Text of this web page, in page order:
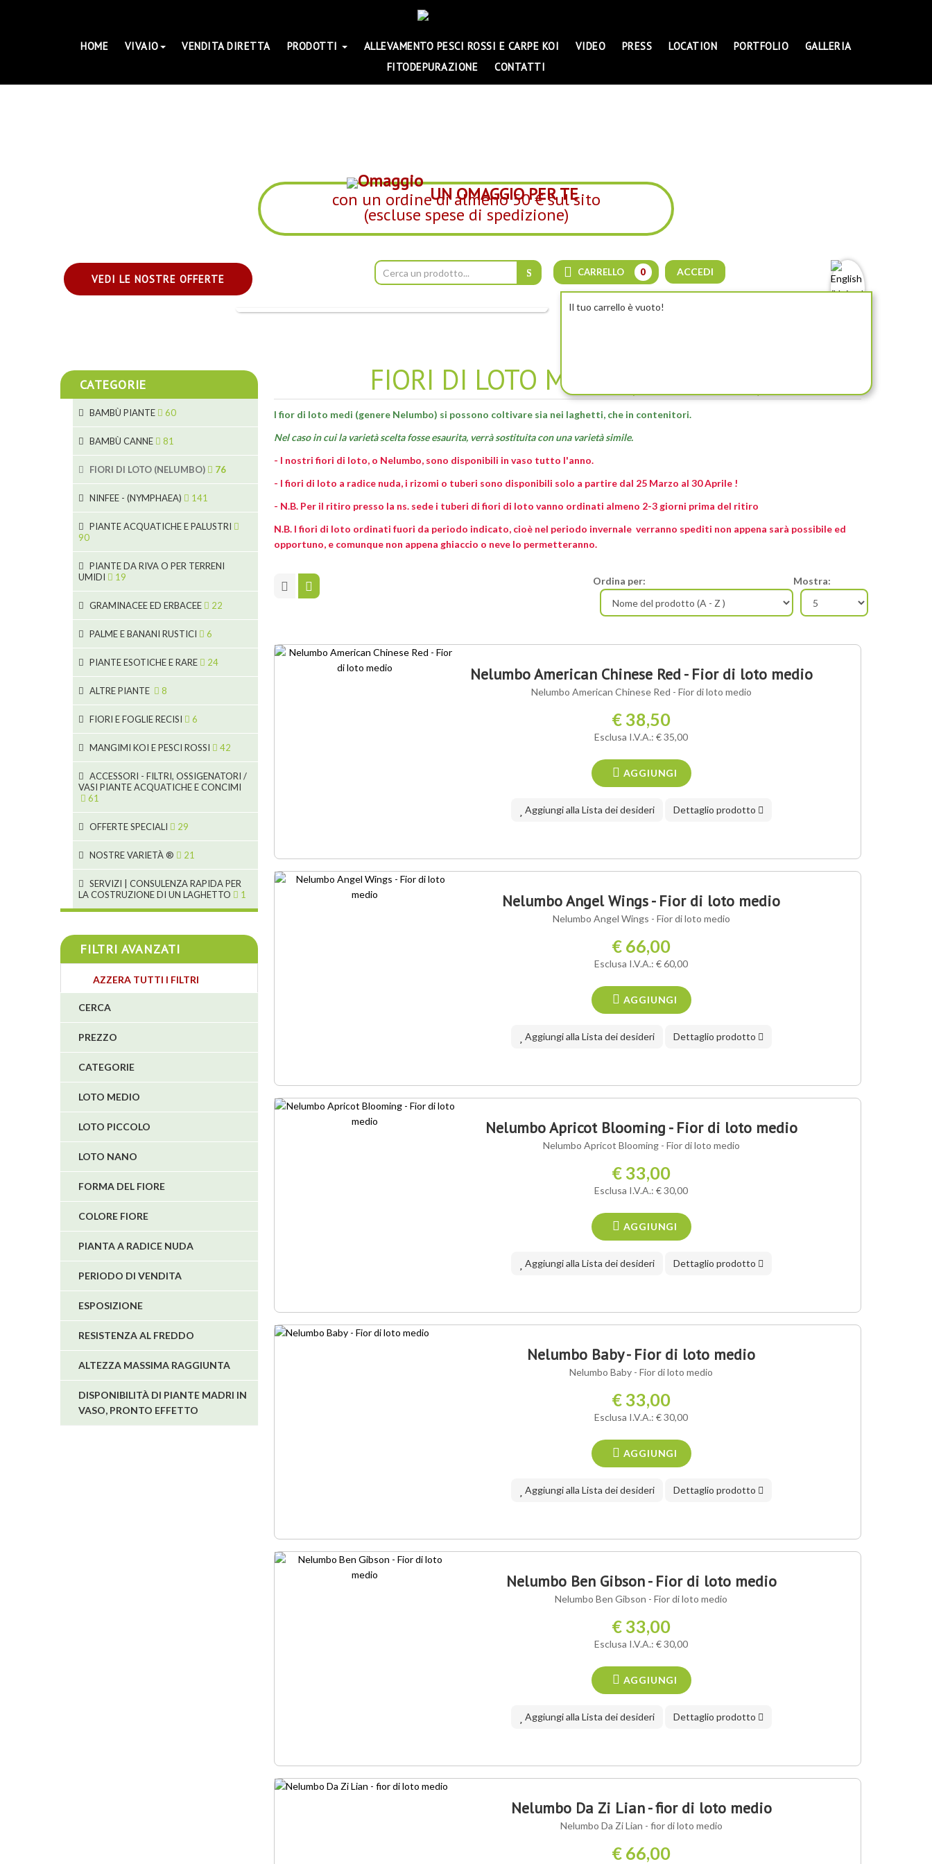
HOME VIVAIO VENDITA DIRETTA PRODOTTI ALLEVAMENTO PESCI ROSSI E CARPE KOI VIDEO PRESS LOCATION PORTFOLIO
GALLERIA
FITODEPURAZIONE
CONTATTI
UN OMAGGIO PER TE
con un ordine di almeno 50 € sul sito
(escluse spese di spedizione)
VEDI LE NOSTRE OFFERTE
CARRELLO 0
Il tuo carrello è vuoto!
ACCEDI
FIORI DI LOTO MEDI - (NELUMBO)
I fior di loto medi (genere Nelumbo) si possono coltivare sia nei laghetti, che in contenitori.
Nel caso in cui la varietà scelta fosse esaurita, verrà sostituita con una varietà simile.
- I nostri fiori di loto, o Nelumbo, sono disponibili in vaso tutto l'anno.
- I fiori di loto a radice nuda, i rizomi o tuberi sono disponibili solo a partire dal 25 Marzo al 30 Aprile !
- N.B. Per il ritiro presso la ns. sede i tuberi di fiori di loto vanno ordinati almeno 2-3 giorni prima del ritiro
N.B. I fiori di loto ordinati fuori da periodo indicato, cioè nel periodo invernale verranno spediti non appena sarà possibile ed
opportuno, e comunque non appena ghiaccio o neve lo permetteranno.
Mostra:
Ordina per:
Nelumbo American Chinese Red - Fior di loto medio
Nelumbo American Chinese Red - Fior di loto medio
€ 38,50
Esclusa I.V.A.: € 35,00
AGGIUNGI
Aggiungi alla Lista dei desideri Dettaglio prodotto
Nelumbo Angel Wings - Fior di loto medio
Nelumbo Angel Wings - Fior di loto medio
€ 66,00
Esclusa I.V.A.: € 60,00
AGGIUNGI
Aggiungi alla Lista dei desideri Dettaglio prodotto
Nelumbo Apricot Blooming - Fior di loto medio
Nelumbo Apricot Blooming - Fior di loto medio
€ 33,00
Esclusa I.V.A.: € 30,00
AGGIUNGI
Aggiungi alla Lista dei desideri Dettaglio prodotto
Nelumbo Baby - Fior di loto medio
Nelumbo Baby - Fior di loto medio
€ 33,00
Esclusa I.V.A.: € 30,00
AGGIUNGI
Aggiungi alla Lista dei desideri Dettaglio prodotto
Nelumbo Ben Gibson - Fior di loto medio
Nelumbo Ben Gibson - Fior di loto medio
€ 33,00
Esclusa I.V.A.: € 30,00
AGGIUNGI
Aggiungi alla Lista dei desideri Dettaglio prodotto
Nelumbo Da Zi Lian - fior di loto medio
Nelumbo Da Zi Lian - fior di loto medio
€ 66,00
CATEGORIE
BAMBÙ PIANTE 60
5
11
6
6
BAMBÙ CANNE 81
5
5
6
5
11
5
3
2
2
FIORI DI LOTO (NELUMBO) 76
20
NINFEE - (NYMPHAEA) 141
24
46
53
5
9
2
PIANTE ACQUATICHE E PALUSTRI
90
8
9
7
PIANTE DA RIVA O PER TERRENI
UMIDI
19
15
GRAMINACEE ED ERBACEE 22
10
PALME E BANANI RUSTICI 6
3
PIANTE ESOTICHE E RARE 24
ALTRE PIANTE 8
FIORI E FOGLIE RECISI 6
2
1
2
MANGIMI KOI E PESCI ROSSI 42
28
1
ACCESSORI - FILTRI, OSSIGENATORI /
VASI PIANTE ACQUATICHE E CONCIMI
61
18
4
4
5
1
OFFERTE SPECIALI 29
NOSTRE VARIETÀ ® 21
SERVIZI | CONSULENZA RAPIDA PER
LA COSTRUZIONE DI UN LAGHETTO
1
FILTRI AVANZATI
AZZERA TUTTI I FILTRI
CERCA
PREZZO
CATEGORIE
LOTO MEDIO
LOTO PICCOLO
LOTO NANO
FORMA DEL FIORE
COLORE FIORE
PIANTA A RADICE NUDA
PERIODO DI VENDITA
ESPOSIZIONE
RESISTENZA AL FREDDO
ALTEZZA MASSIMA RAGGIUNTA
DISPONIBILITÀ DI PIANTE MADRI IN
VASO, PRONTO EFFETTO